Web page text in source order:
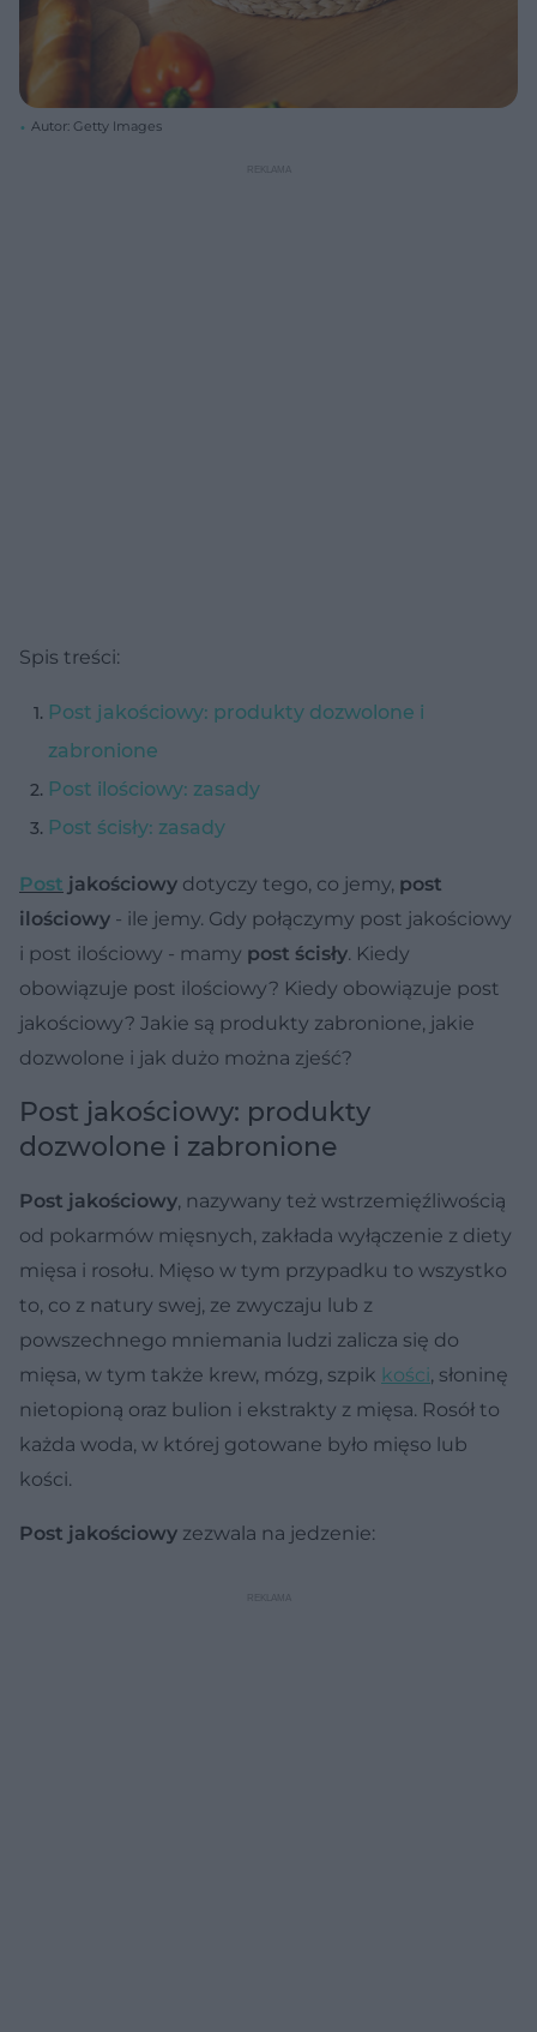
Autor: Getty Images
Spis treści:
Post jakościowy: produkty dozwolone i
zabronione
Post ilościowy: zasady
Post ścisły: zasady
Post jakościowy dotyczy tego, co jemy, post
ilościowy - ile jemy. Gdy połączymy post jakościowy
i post ilościowy - mamy post ścisły. Kiedy
obowiązuje post ilościowy? Kiedy obowiązuje post
jakościowy? Jakie są produkty zabronione, jakie
dozwolone i jak dużo można zjeść?
Post jakościowy: produkty
dozwolone i zabronione
Post jakościowy, nazywany też wstrzemięźliwością
od pokarmów mięsnych, zakłada wyłączenie z diety
mięsa i rosołu. Mięso w tym przypadku to wszystko
to, co z natury swej, ze zwyczaju lub z
powszechnego mniemania ludzi zalicza się do
mięsa, w tym także krew, mózg, szpik kości, słoninę
nietopioną oraz bulion i ekstrakty z mięsa. Rosół to
każda woda, w której gotowane było mięso lub
kości.
Post jakościowy zezwala na jedzenie: